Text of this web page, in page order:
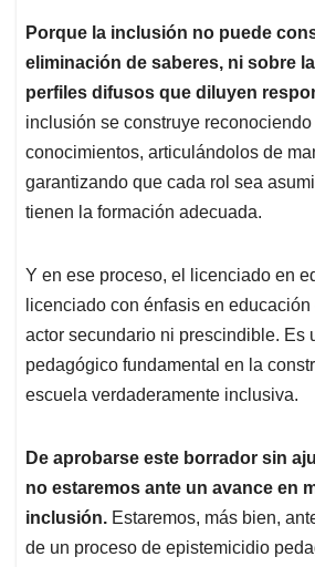
Porque la inclusión no puede
eliminación de saberes, ni sobre
perfiles difusos que diluyen
inclusión se construye
conocimientos, articulándolos de
garantizando que cada rol sea
tienen la formación adecuada.
Y en ese proceso, el licenciado en
licenciado con énfasis en
actor secundario ni prescindible. Es
pedagógico fundamental en la
escuela verdaderamente inclusiva.
De aprobarse este borrador sin
no estaremos ante un avance en
inclusión. Estaremos, más bien,
de un proceso de epistemicidio